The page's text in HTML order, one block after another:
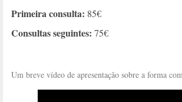
Primeira consulta: 85€
Consultas seguintes: 75€
Um breve vídeo de apresentação sobre a forma